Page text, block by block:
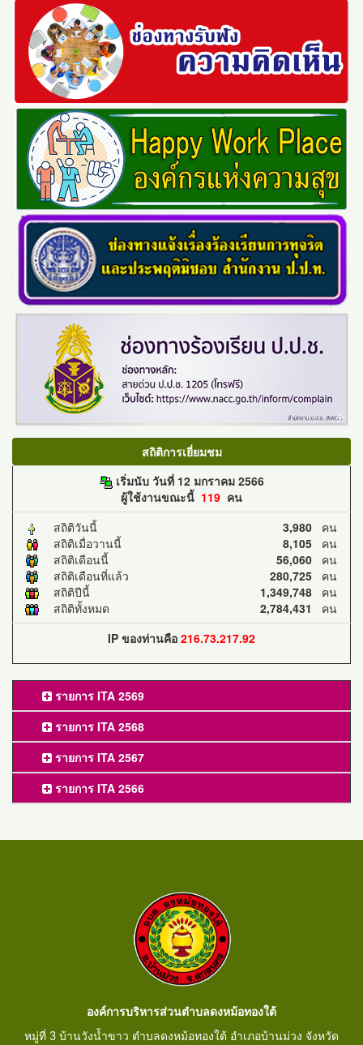
สถิติการเยี่ยมชม
เริ่มนับ วันที่ 12 มกราคม 2566
ผู้ใช้งานขณะนี้ 119 คน
สถิติวันนี้
3,980 คน
สถิติเมื่อวานนี้
8,105 คน
สถิติเดือนนี้
56,060 คน
สถิติเดือนที่แล้ว
280,725 คน
สถิติปีนี้
1,349,748 คน
สถิติทั้งหมด
2,784,431 คน
IP ของท่านคือ 216.73.217.92
รายการ ITA 2569
รายการ ITA 2568
รายการ ITA 2567
รายการ ITA 2566
องค์การบริหารส่วนตำบลดงหม้อทองใต้
หมู่ที่ 3 บ้านวังน้ำขาว ตำบลดงหม้อทองใต้ อำเภอบ้านม่วง จังหวัด